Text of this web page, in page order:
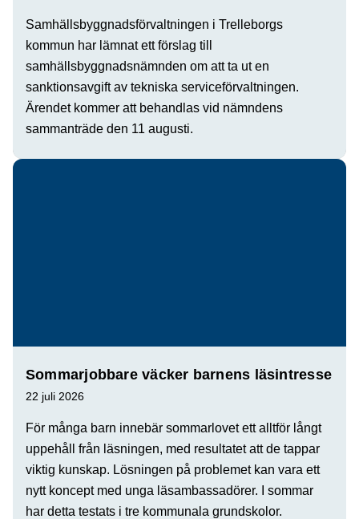
Samhällsbyggnadsförvaltningen i Trelleborgs
kommun har lämnat ett förslag till
samhällsbyggnadsnämnden om att ta ut en
sanktionsavgift av tekniska serviceförvaltningen.
Ärendet kommer att behandlas vid nämndens
sammanträde den 11 augusti.
Sommarjobbare väcker barnens läsintresse
22 juli 2026
För många barn innebär sommarlovet ett alltför långt
uppehåll från läsningen, med resultatet att de tappar
viktig kunskap. Lösningen på problemet kan vara ett
nytt koncept med unga läsambassadörer. I sommar
har detta testats i tre kommunala grundskolor.